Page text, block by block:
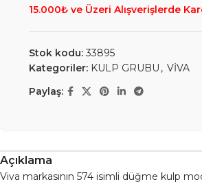
15.000₺ ve Üzeri Alışverişlerde
Stok kodu:33895
Kategoriler: KULP GRUBU , VİVA
Paylaş:
Açıklama
Viva markasının 574 isimli düğme kulp